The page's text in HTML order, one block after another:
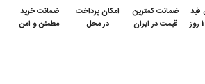
قید
ضمانت کمترین
قیمت در ایران
امکان پرداخت
در محل
ضمانت خرید
مطمئن و امن